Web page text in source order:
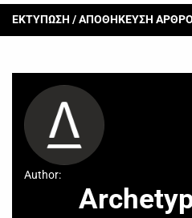
ΕΚΤΥΠΩΣΗ / ΑΠΟΘΗΚΕΥΣΗ
Author: